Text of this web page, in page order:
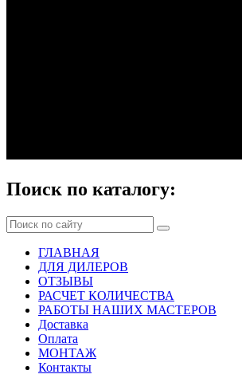
Поиск по каталогу:
ГЛАВНАЯ
ДЛЯ ДИЛЕРОВ
ОТЗЫВЫ
РАСЧЕТ КОЛИЧЕСТВА
РАБОТЫ НАШИХ МАСТЕРОВ
Доставка
Оплата
МОНТАЖ
Контакты